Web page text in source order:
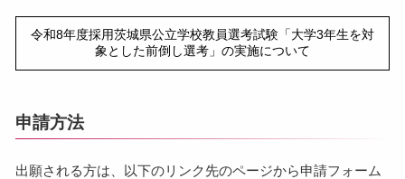
令和8年度採用茨城県公立学校教員選考試験「大学3年生を対
象とした前倒し選考」の実施について
申請方法
出願される方は、以下のリンク先のページから申請フォーム